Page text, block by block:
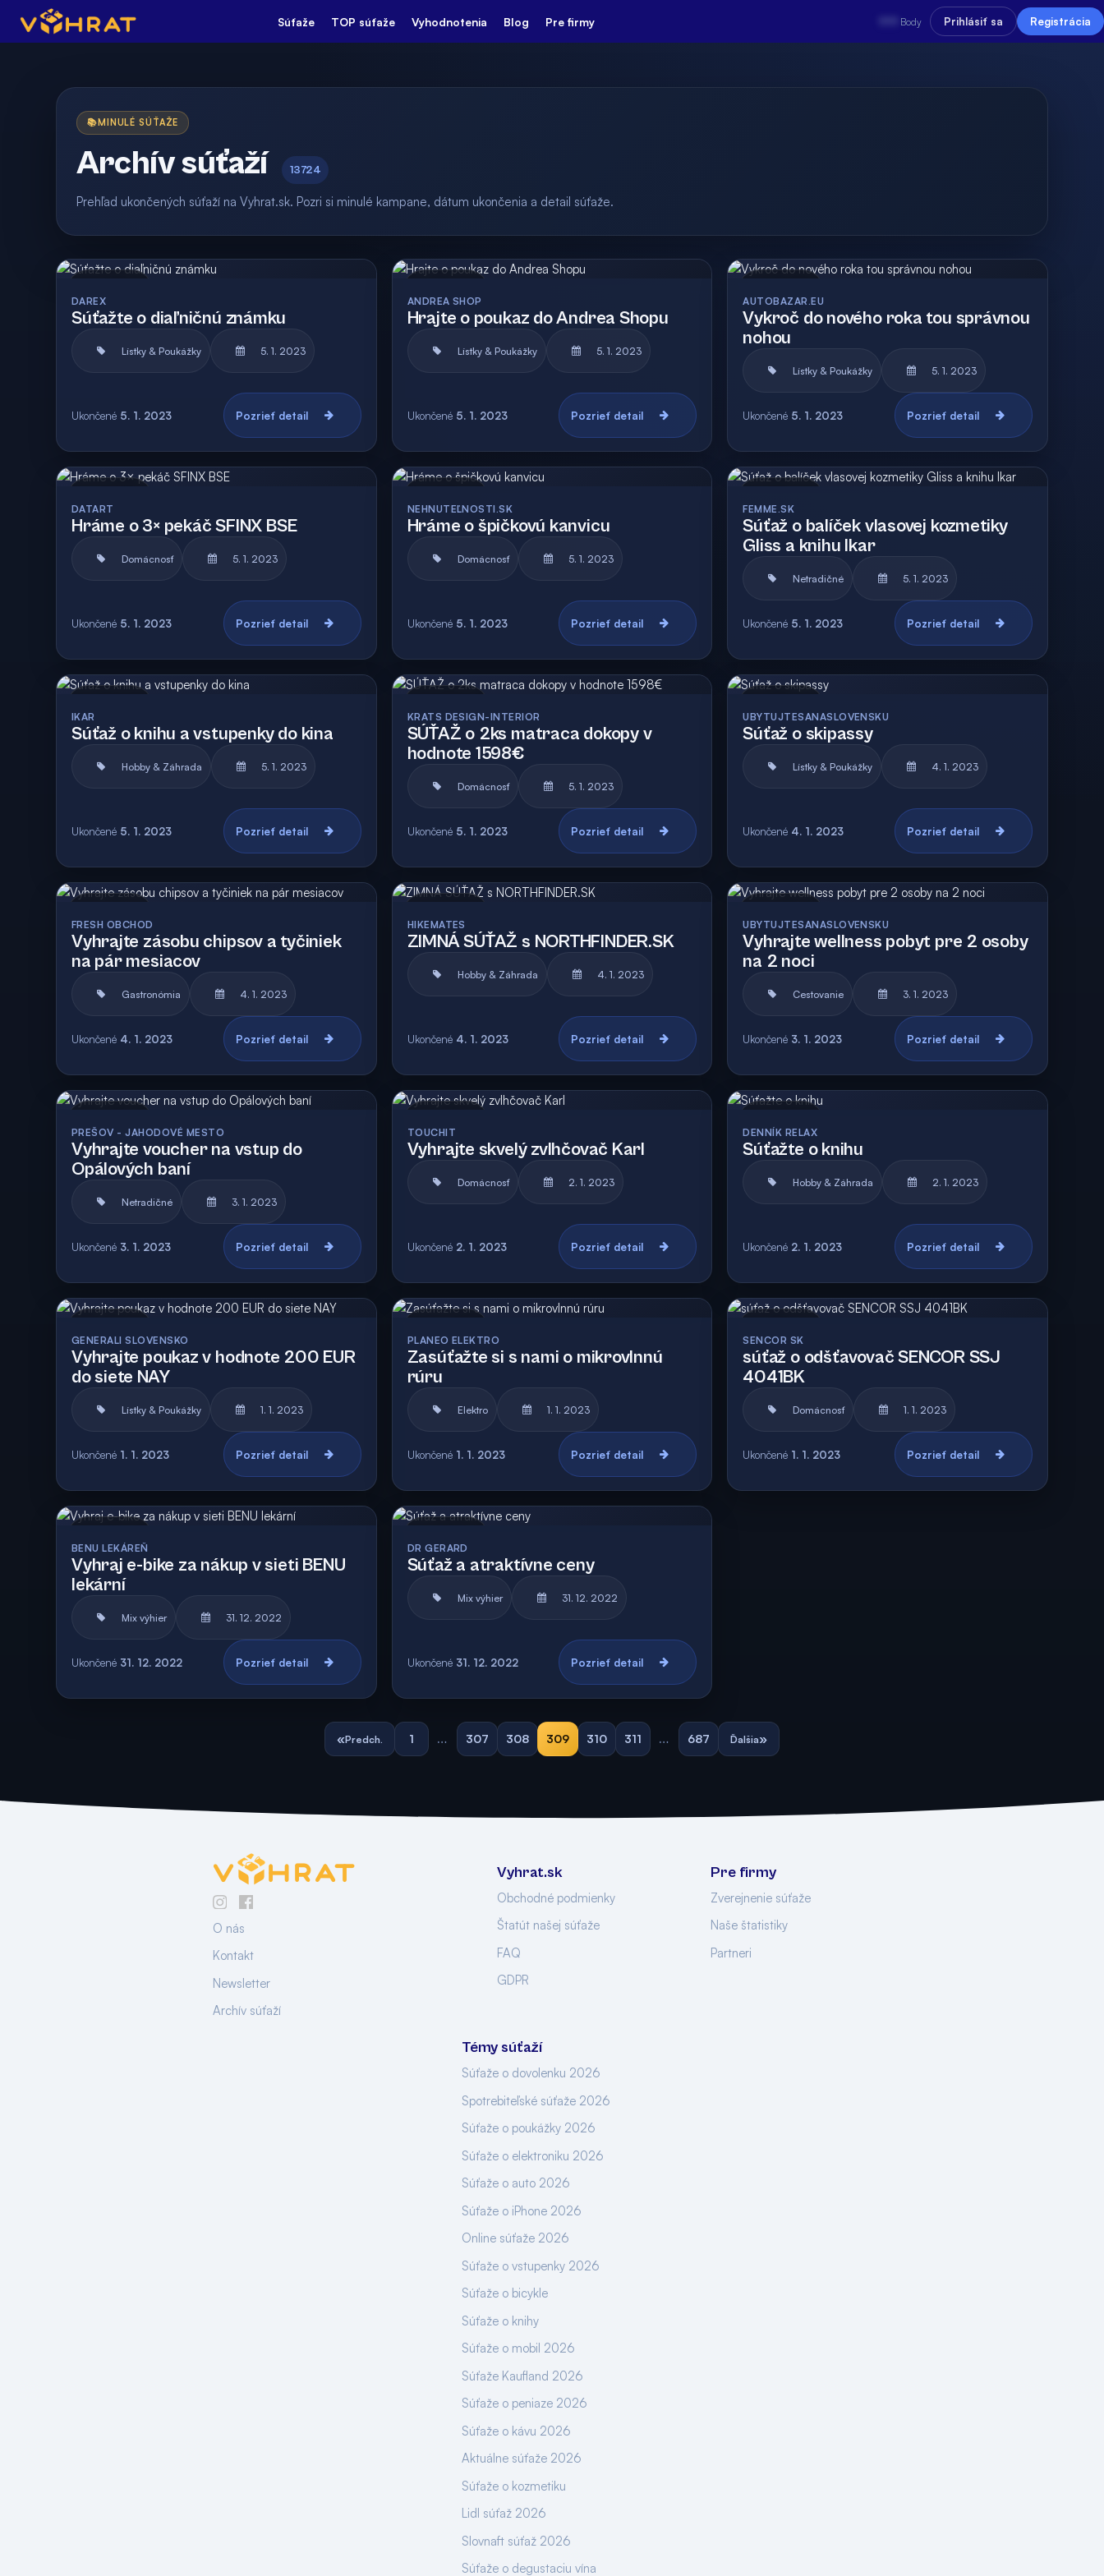
Súťaže TOP súťaže Vyhodnotenia Blog Pre firmy Body Prihlásiť sa Registrácia
📚 MINULÉ SÚŤAŽE
Archív súťaží 13724
Prehľad ukončených súťaží na Vyhrat.sk. Pozri si minulé kampane, dátum ukončenia a detail súťaže.
DAREX
Súťažte o diaľničnú známku
Lístky & Poukážky 5. 1. 2023
Ukončené 5. 1. 2023 Pozrieť detail
ANDREA SHOP
Hrajte o poukaz do Andrea Shopu
Lístky & Poukážky 5. 1. 2023
Ukončené 5. 1. 2023 Pozrieť detail
AUTOBAZAR.EU
Vykroč do nového roka tou správnou
nohou
Lístky & Poukážky 5. 1. 2023
Ukončené 5. 1. 2023 Pozrieť detail
DATART
Hráme o 3× pekáč SFINX BSE
Domácnosť 5. 1. 2023
Ukončené 5. 1. 2023 Pozrieť detail
NEHNUTEĽNOSTI.SK
Hráme o špičkovú kanvicu
Domácnosť 5. 1. 2023
Ukončené 5. 1. 2023 Pozrieť detail
FEMME.SK
Súťaž o balíček vlasovej kozmetiky
Gliss a knihu Ikar
Netradičné 5. 1. 2023
Ukončené 5. 1. 2023 Pozrieť detail
IKAR
Súťaž o knihu a vstupenky do kina
Hobby & Záhrada 5. 1. 2023
Ukončené 5. 1. 2023 Pozrieť detail
KRATS DESIGN-INTERIOR
SÚŤAŽ o 2ks matraca dokopy v
hodnote 1598€
Domácnosť 5. 1. 2023
Ukončené 5. 1. 2023 Pozrieť detail
UBYTUJTESANASLOVENSKU
Súťaž o skipassy
Lístky & Poukážky 4. 1. 2023
Ukončené 4. 1. 2023 Pozrieť detail
FRESH OBCHOD
Vyhrajte zásobu chipsov a tyčiniek
na pár mesiacov
Gastronómia 4. 1. 2023
Ukončené 4. 1. 2023 Pozrieť detail
HIKEMATES
ZIMNÁ SÚŤAŽ s NORTHFINDER.SK
Hobby & Záhrada 4. 1. 2023
Ukončené 4. 1. 2023 Pozrieť detail
UBYTUJTESANASLOVENSKU
Vyhrajte wellness pobyt pre 2 osoby
na 2 noci
Cestovanie 3. 1. 2023
Ukončené 3. 1. 2023 Pozrieť detail
PREŠOV - JAHODOVÉ MESTO
Vyhrajte voucher na vstup do
Opálových baní
Netradičné 3. 1. 2023
Ukončené 3. 1. 2023 Pozrieť detail
TOUCHIT
Vyhrajte skvelý zvlhčovač Karl
Domácnosť 2. 1. 2023
Ukončené 2. 1. 2023 Pozrieť detail
DENNÍK RELAX
Súťažte o knihu
Hobby & Záhrada 2. 1. 2023
Ukončené 2. 1. 2023 Pozrieť detail
GENERALI SLOVENSKO
Vyhrajte poukaz v hodnote 200 EUR
do siete NAY
Lístky & Poukážky 1. 1. 2023
Ukončené 1. 1. 2023 Pozrieť detail
PLANEO ELEKTRO
Zasúťažte si s nami o mikrovlnnú
rúru
Elektro 1. 1. 2023
Ukončené 1. 1. 2023 Pozrieť detail
SENCOR SK
súťaž o odšťavovač SENCOR SSJ
4041BK
Domácnosť 1. 1. 2023
Ukončené 1. 1. 2023 Pozrieť detail
BENU LEKÁREŇ
Vyhraj e-bike za nákup v sieti BENU
lekární
Mix výhier 31. 12. 2022
Ukončené 31. 12. 2022 Pozrieť detail
DR GERARD
Súťaž a atraktívne ceny
Mix výhier 31. 12. 2022
Ukončené 31. 12. 2022 Pozrieť detail
«Predch. 1 … 307 308 309 310 311 … 687 Ďalšia»
O nás
Kontakt
Newsletter
Archív súťaží
Vyhrat.sk
Obchodné podmienky
Štatút našej súťaže
FAQ
GDPR
Pre firmy
Zverejnenie súťaže
Naše štatistiky
Partneri
Témy súťaží
Súťaže o dovolenku 2026
Spotrebiteľské súťaže 2026
Súťaže o poukážky 2026
Súťaže o elektroniku 2026
Súťaže o auto 2026
Súťaže o iPhone 2026
Online súťaže 2026
Súťaže o vstupenky 2026
Súťaže o bicykle
Súťaže o knihy
Súťaže o mobil 2026
Súťaže Kaufland 2026
Súťaže o peniaze 2026
Súťaže o kávu 2026
Aktuálne súťaže 2026
Súťaže o kozmetiku
Lidl súťaž 2026
Slovnaft súťaž 2026
Súťaže o degustaciu vína